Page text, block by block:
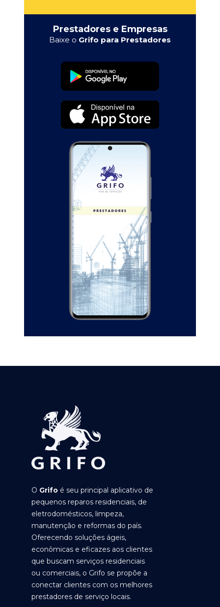
Prestadores e Empresas
Baixe o Grifo para Prestadores
O Grifo é seu principal aplicativo de
pequenos reparos residenciais, de
eletrodomésticos, limpeza,
manutenção e reformas do país.
Oferecendo soluções ágeis,
econômicas e eficazes aos clientes
que buscam serviços residenciais
ou comerciais, o Grifo se propõe a
conectar clientes com os melhores
prestadores de serviço locais.